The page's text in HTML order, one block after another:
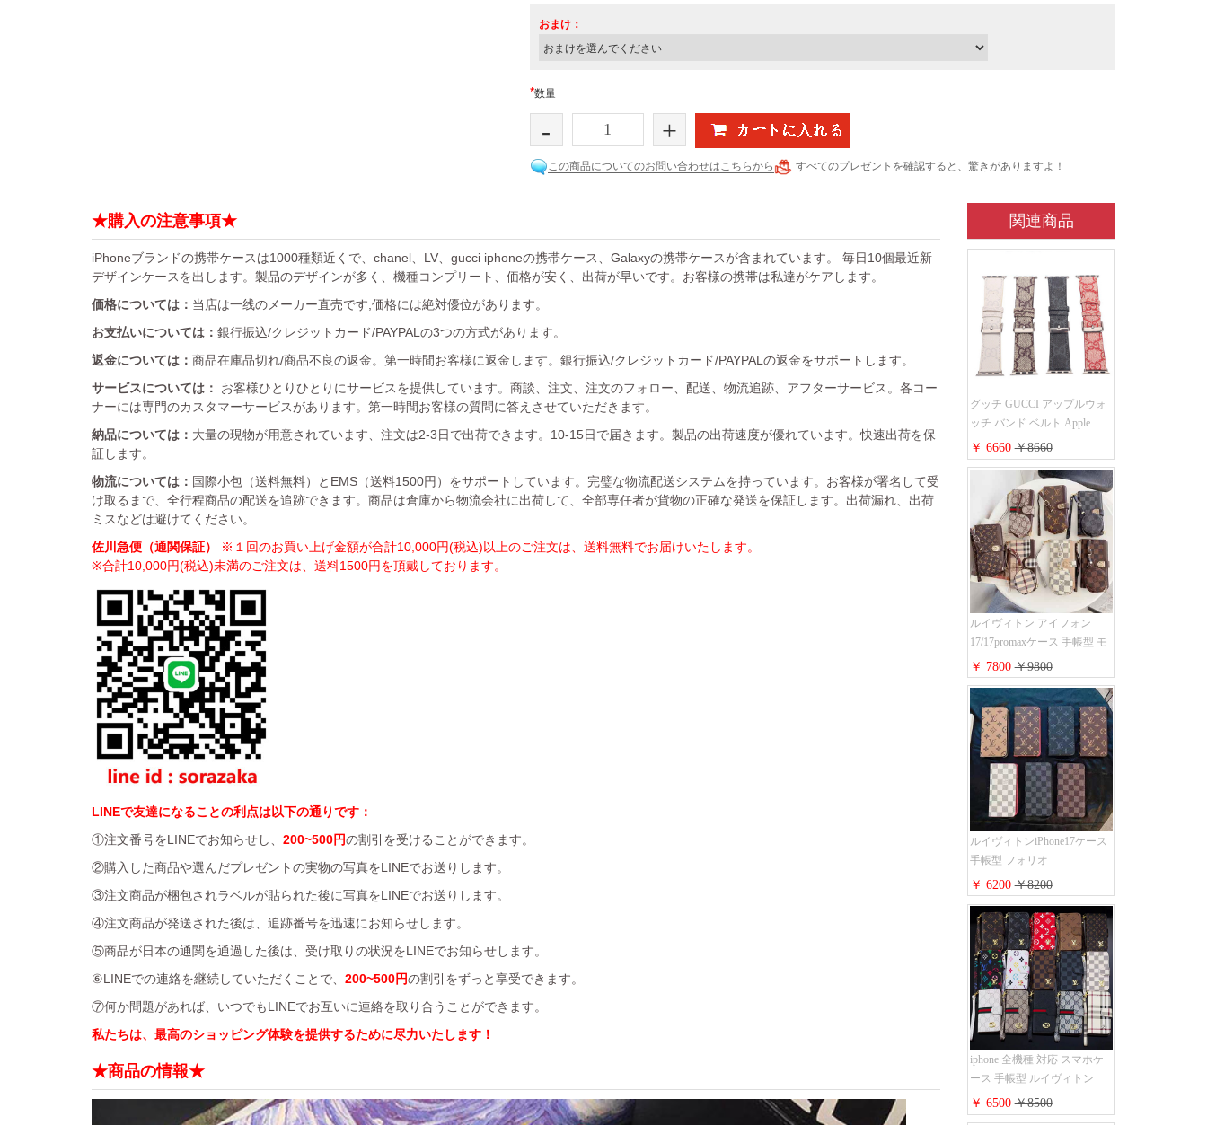
おまけ：
*数量
- +
この商品についてのお問い合わせはこちらから すべてのプレゼントを確認すると、驚きがありますよ！
★購入の注意事項★
iPhoneブランドの携帯ケースは1000種類近くで、chanel、LV、gucci iphoneの携帯ケース、Galaxyの携帯ケースが含まれています。 毎日10個最近新
デザインケースを出します。製品のデザインが多く、機種コンプリート、価格が安く、出荷が早いです。お客様の携帯は私達がケアします。
価格については： 当店は一线のメーカー直売です,価格には絶対優位があります。
お支払いについては： 銀行振込/クレジットカード/PAYPALの3つの方式があります。
返金については： 商品在庫品切れ/商品不良の返金。第一時間お客様に返金します。銀行振込/クレジットカード/PAYPALの返金をサポートします。
サービスについては：
お客様ひとりひとりにサービスを提供しています。商談、注文、注文のフォロー、配送、物流追跡、アフターサービス。各コー
ナーには専門のカスタマーサービスがあります。第一時間お客様の質問に答えさせていただきます。
納品については： 大量の現物が用意されています、注文は2-3日で出荷できます。10-15日で届きます。製品の出荷速度が優れています。快速出荷を保
証します。
物流については： 国際小包（送料無料）とEMS（送料1500円）をサポートしています。完璧な物流配送システムを持っています。お客様が署名して受
け取るまで、全行程商品の配送を追跡できます。商品は倉庫から物流会社に出荷して、全部専任者が貨物の正確な発送を保証します。出荷漏れ、出荷
ミスなどは避けてください。
佐川急便（通関保証）
※１回のお買い上げ金額が合計10,000円(税込)以上のご注文は、送料無料でお届けいたします。
※合計10,000円(税込)未満のご注文は、送料1500円を頂戴しております。
LINEで友達になることの利点は以下の通りです：
①注文番号をLINEでお知らせし、 200~500円の割引を受けることができます。
②購入した商品や選んだプレゼントの実物の写真をLINEでお送りします。
③注文商品が梱包されラベルが貼られた後に写真をLINEでお送りします。
④注文商品が発送された後は、追跡番号を迅速にお知らせします。
⑤商品が日本の通関を通過した後は、受け取りの状況をLINEでお知らせします。
⑥LINEでの連絡を継続していただくことで、 200~500円の割引をずっと享受できます。
⑦何か問題があれば、いつでもLINEでお互いに連絡を取り合うことができます。
私たちは、最高のショッピング体験を提供するために尽力いたします！
★商品の情報★
関連商品
グッチ GUCCI アップルウォ
ッチ バンド ベルト Apple
Watch ベルト交換 レザーベル
ト レザーバンド ウォッチバ
ンド 38mm 40mm 42mm 44mm
人気新作
￥ 6660￥8660
ルイヴィトン アイフォン
17/17promaxケース 手帳型 モ
ノグラム 定番柄 airpods 4/3/2
proケース 2点セット激安 グ
ッチiphone16pro/16/15ケース
手帳型 財布カード入り 多機
能 ハイ ブランド Galaxy
S25/S24/S23手帳カバー おす
すめ
￥ 7800￥9800
ルイヴィトンiPhone17ケース
手帳型 フォリオ
iPhone17pro/17promaxケース
ダミエ モノグラム レザー 磁
石内蔵 LV アイフォン
16/16plus手帳ケース 超薄 ビ
ジネス風 メンズ レディース
おしゃれ ブランド
iphone15/14/13手帳型スマホケ
ース お 揃い
￥ 6200￥8200
iphone 全機種 対応 スマホケ
ース 手帳型 ルイヴィトン
iPhone17pro/17air/17e手帳型ケ
ース 安心する 買う モノグラ
￥ 6500￥8500